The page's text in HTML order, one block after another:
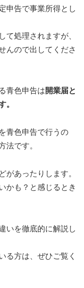
申告で事業所得とし
て処理されますが、
んので出してくださ
青色申告は開業届と
。
青色申告で行うの
法です。
があったりします。
かも？と感じるとき
いを徹底的に解説し
る方は、ぜひご覧く